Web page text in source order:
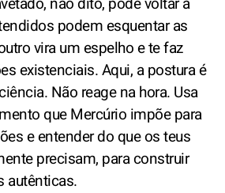
podem esquentar as
vira um espelho e te faz
existenciais. Aqui, a postura é
Não reage na hora. Usa
que Mercúrio impõe para
e entender do que os teus
precisam, para construir
autênticas.